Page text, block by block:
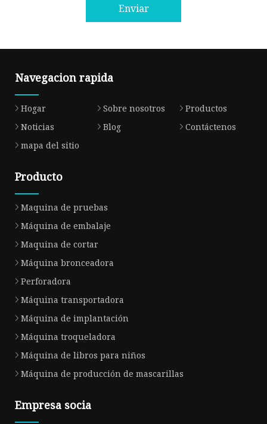
Enviar
Navegacion rapida
Hogar Sobre nosotros
Productos
Noticias
Blog
Contáctenos
mapa del sitio
Producto
Maquina de pruebas
Máquina de embalaje
Maquina de cortar
Máquina bronceadora
Perforadora
Máquina transportadora
Máquina de implantación
Máquina troqueladora
Máquina de libros para niños
Máquina de producción de mascarillas
Empresa socia